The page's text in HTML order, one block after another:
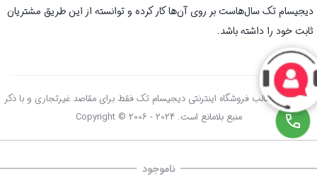
ناموجود
دیجیسام تک سال‌هاست بر روی آن‌ها کار کرده و توانسته از این طریق مشتریان
ثابت خود را داشته باشد.
استفاده از مطالب فروشگاه اینترنتی دیجیسام تک فقط برای مقاصد غیرتجاری و با ذکر
منبع بلامانع است. Copyright © 2006 - 2024